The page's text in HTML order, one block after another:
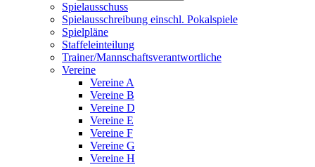
Spielausschuss
Spielausschreibung einschl. Pokalspiele
Spielpläne
Staffeleinteilung
Trainer/Mannschaftsverantwortliche
Vereine
Vereine A
Vereine B
Vereine D
Vereine E
Vereine F
Vereine G
Vereine H